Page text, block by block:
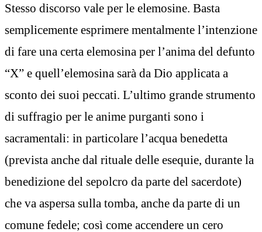
Stesso discorso vale per le elemosine. Basta
semplicemente esprimere mentalmente l’intenzione
di fare una certa elemosina per l’anima del defunto
“X” e quell’elemosina sarà da Dio applicata a
sconto dei suoi peccati. L’ultimo grande strumento
di suffragio per le anime purganti sono i
sacramentali: in particolare l’acqua benedetta
(prevista anche dal rituale delle esequie, durante la
benedizione del sepolcro da parte del sacerdote)
che va aspersa sulla tomba, anche da parte di un
comune fedele; così come accendere un cero